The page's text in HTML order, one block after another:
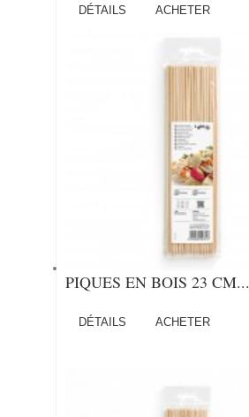
DÉTAILS ACHETER
PIQUES EN BOIS 23 CM...
DÉTAILS ACHETER